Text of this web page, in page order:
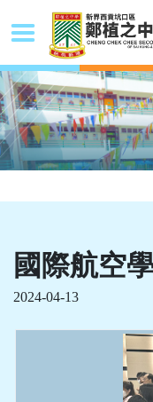
國際航空
2024-04-13